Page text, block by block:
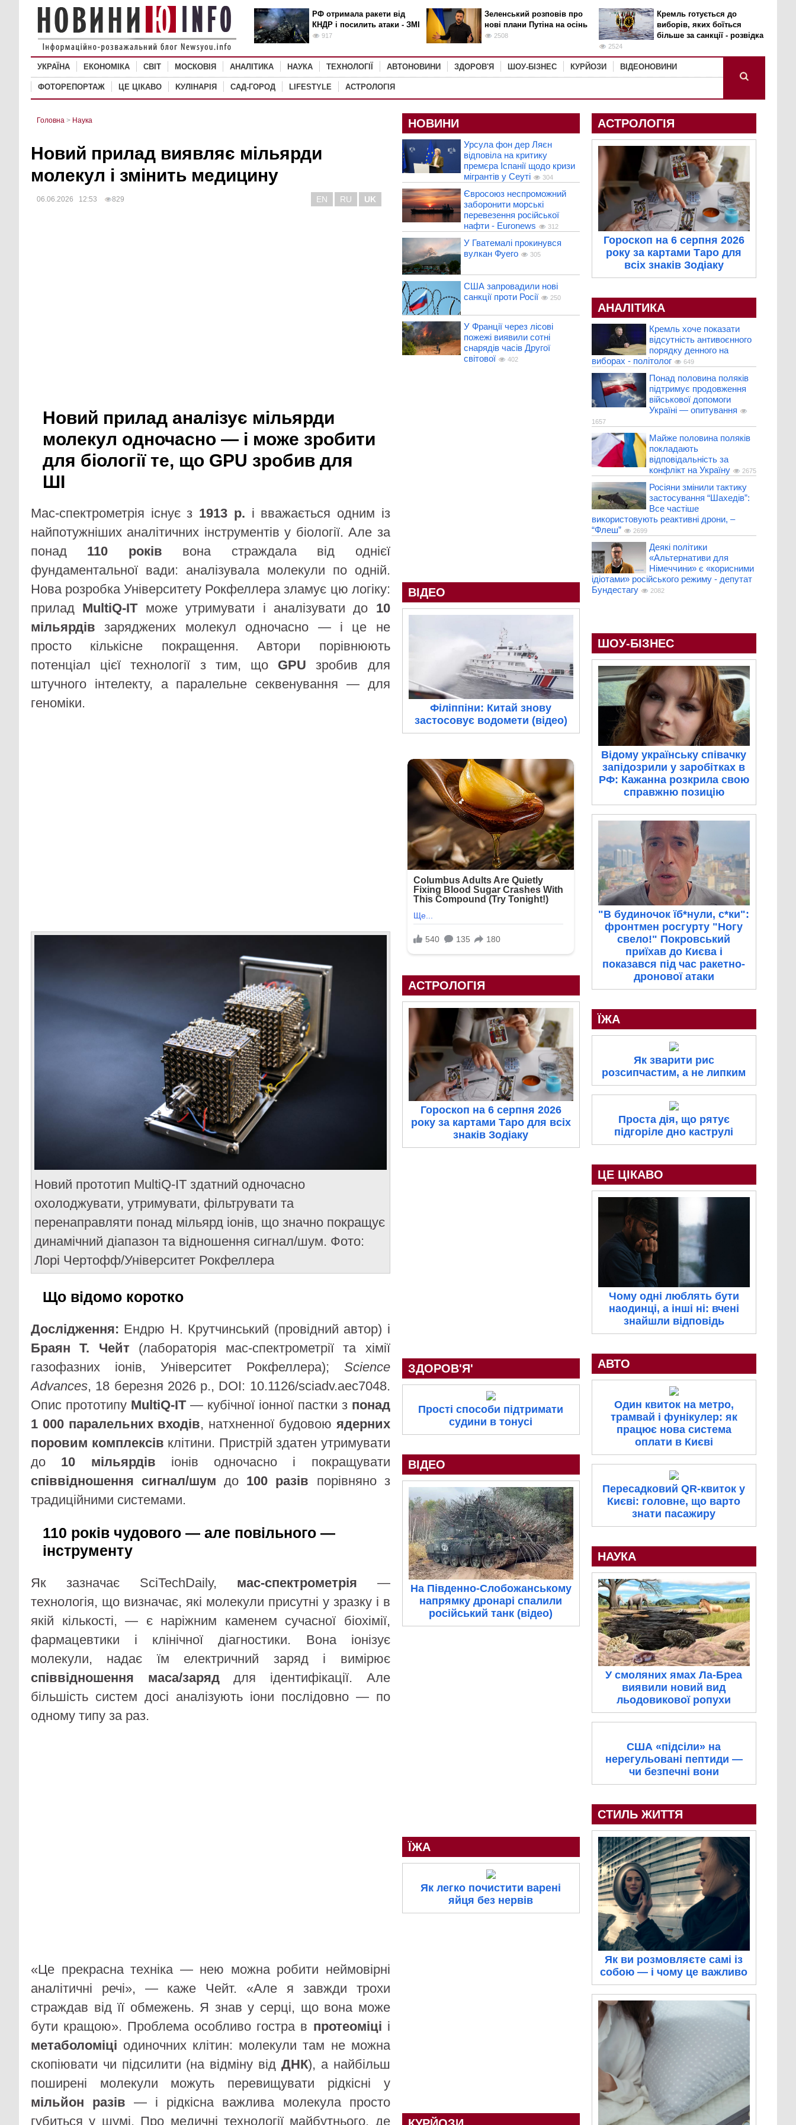
РФ отримала ракети від
КНДР і посилить атаки - ЗМІ
917
Зеленський розповів про
нові плани Путіна на осінь
2508
Кремль готується до
виборів, яких боїться
більше за санкції - розвідка
2524
УКРАЇНА ЕКОНОМІКА СВІТ MОСКОВІЯ АНАЛІТИКА НАУКА ТЕХНОЛОГІЇ АВТОНОВИНИ ЗДОРОВ'Я ШОУ-БІЗНЕС КУРЙОЗИ ВІДЕОНОВИНИ
ФОТОРЕПОРТАЖ ЦЕ ЦІКАВО KУЛІНАРІЯ САД-ГОРОД LIFESTYLE АСТРОЛОГІЯ
Головна > Наука
Новий прилад виявляє мільярди
молекул і змінить медицину
06.06.2026 12:53 829 EN RU UK
Новий прилад аналізує мільярди
молекул одночасно — і може зробити
для біології те, що GPU зробив для
ШІ
Мас-спектрометрія існує з 1913 р. і вважається одним із
найпотужніших аналітичних інструментів у біології. Але за
понад 110 років вона страждала від однієї
фундаментальної вади: аналізувала молекули по одній.
Нова розробка Університету Рокфеллера зламує цю логіку:
прилад MultiQ-ITможе утримувати і аналізувати до 10
мільярдів заряджених молекул одночасно — і це не
просто кількісне покращення. Автори порівнюють
потенціал цієї технології з тим, що GPU зробив для
штучного інтелекту, а паралельне секвенування — для
геноміки.
Новий прототип MultiQ-IT здатний одночасно
охолоджувати, утримувати, фільтрувати та
перенаправляти понад мільярд іонів, що значно покращує
динамічний діапазон та відношення сигнал/шум. Фото:
Лорі Чертофф/Університет Рокфеллера
Що відомо коротко
Дослідження: Ендрю Н. Крутчинський (провідний автор) і
Браян Т. Чейт(лабораторія мас-спектрометрії та хімії
газофазних іонів, Університет Рокфеллера); Science
Advances, 18 березня 2026 р., DOI: 10.1126/sciadv.aec7048.
Опис прототипу MultiQ-IT— кубічної іонної пастки з понад
1 000 паралельних входів, натхненної будовою ядерних
поровим комплексів клітини. Пристрій здатен утримувати
до 10 мільярдів іонів одночасно і покращувати
співвідношення сигнал/шум до 100 разів порівняно з
традиційними системами.
110 років чудового — але повільного —
інструменту
Як зазначає SciTechDaily, мас-спектрометрія —
технологія, що визначає, які молекули присутні у зразку і в
якій кількості, — є наріжним каменем сучасної біохімії,
фармацевтики і клінічної діагностики. Вона іонізує
молекули, надає їм електричний заряд і вимірює
співвідношення маса/заряддля ідентифікації. Але
більшість систем досі аналізують іони послідовно — по
одному типу за раз.
«Це прекрасна техніка — нею можна робити неймовірні
аналітичні речі», — каже Чейт. «Але я завжди трохи
страждав від її обмежень. Я знав у серці, що вона може
бути кращою». Проблема особливо гостра в протеоміці і
метаболоміці одиночних клітин: молекули там не можна
скопіювати чи підсилити (на відміну від ДНК), а найбільш
поширені молекули можуть перевищувати рідкісні у
мільйон разів — і рідкісна важлива молекула просто
губиться у шумі. Про медичні технології майбутнього, де
НОВИНИ
Урсула фон дер Ляєн
відповіла на критику
премєра Іспанії щодо кризи
мігрантів у Сеуті
304
Євросоюз неспроможний
заборонити морські
перевезення російської
нафти - Euronews
312
У Гватемалі прокинувся
вулкан Фуего
305
США запровадили нові
санкції проти Росії
250
У Франції через лісові
пожежі виявили сотні
снарядів часів Другої
світової
402
ВІДЕО
Філіппіни: Китай знову
застосовує водомети (відео)
АСТРОЛОГІЯ
Гороскоп на 6 серпня 2026
року за картами Таро для всіх
знаків Зодіаку
ЗДОРОВ'Я'
Прості способи підтримати
судини в тонусі
ВІДЕО
На Південно-Слобожанському
напрямку дронарі спалили
російський танк (відео)
ЇЖА
Як легко почистити варені
яйця без нервів
АСТРОЛОГІЯ
Гороскоп на 6 серпня 2026
року за картами Таро для
всіх знаків Зодіаку
АНАЛІТИКА
Кремль хоче показати
відсутність антивоєнного
порядку денного на
виборах - політолог
649
Понад половина поляків
підтримує продовження
військової допомоги
Україні — опитування
1657
Майже половина поляків
покладають
відповідальність за
конфлікт на Україну
2675
Росіяни змінили тактику
застосування “Шахедів”:
Все частіше
використовують реактивні дрони, –
“Флеш”
2699
Деякі політики
«Альтернативи для
Німеччини» є «корисними
ідіотами» російського режиму - депутат
Бундестагу
2082
ШОУ-БІЗНЕС
Відому українську співачку
запідозрили у заробітках в
РФ: Кажанна розкрила свою
справжню позицію
"В будиночок їб*нули, с*ки":
фронтмен росгурту "Ногу
свело!" Покровський
приїхав до Києва і
показався під час ракетно-
дронової атаки
ЇЖА
Як зварити рис
розсипчастим, а не липким
Проста дія, що рятує
підгоріле дно каструлі
ЦЕ ЦІКАВО
Чому одні люблять бути
наодинці, а інші ні: вчені
знайшли відповідь
АВТО
Один квиток на метро,
трамвай і фунікулер: як
працює нова система
оплати в Києві
Пересадковий QR-квиток у
Києві: головне, що варто
знати пасажиру
НАУКА
У смоляних ямах Ла-Бреа
виявили новий вид
льодовикової ропухи
США «підсіли» на
нерегульовані пептиди —
чи безпечні вони
СТИЛЬ ЖИТТЯ
Як ви розмовляєте самі із
собою — і чому це важливо